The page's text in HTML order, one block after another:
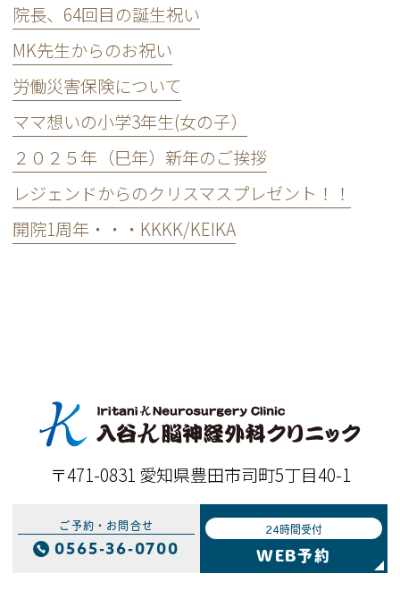
院長、64回目の誕生祝い
MK先生からのお祝い
労働災害保険について
ママ想いの小学3年生(女の子）
２０２５年（巳年）新年のご挨拶
レジェンドからのクリスマスプレゼント！！
開院1周年・・・KKKK/KEIKA
〒471-0831 愛知県豊田市司町5丁目40-1
ご予約・お問合せ
0565-36-0700
24時間受付
WEB予約